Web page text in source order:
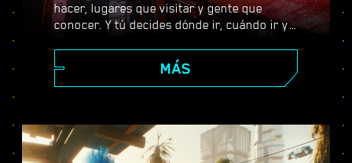
hacer, lugares que visitar y gente que
conocer. Y tú decides dónde ir, cuándo ir y
rascacielos del Centro Corporativo hasta la
extensa periferia de las Badlands, Night
City está llena de secretos por descubrir.
MÁS